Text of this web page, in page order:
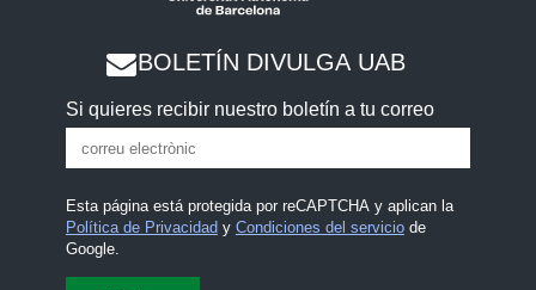
BOLETÍN DIVULGA UAB
Si quieres recibir nuestro boletín a tu correo
Esta página está protegida por reCAPTCHA y aplican la
Política de Privacidad y Condiciones del serviciode
Google.